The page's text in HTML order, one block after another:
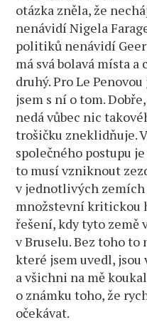
otázka zněla, že
nenávidí Nigela
politiků nenávidí
má svá bolavá místa
druhý. Pro Le
jsem s ní o tom.
nedá vůbec nic
trošičku zneklidňuje.
společného postupu
to musí vzniknout
v jednotlivých zemích
množstevní kritickou
řešení, kdy tyto země
v Bruselu. Bez toho
které jsem uvedl,
a všichni na mě
o známku toho, že
očekávat.